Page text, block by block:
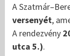
A
versenyét,
A rendezvény
utca 5.).